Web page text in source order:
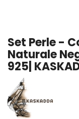
Pandantive cu Perle
Brose cu Perle
Set Perle -
Naturale
925|